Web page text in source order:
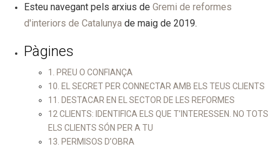
Esteu navegant pels arxius de Gremi de reformes
d'interiors de Catalunya de maig de 2019.
Pàgines
1. PREU O CONFIANÇA
10. EL SECRET PER CONNECTAR AMB ELS TEUS CLIENTS
11. DESTACAR EN EL SECTOR DE LES REFORMES
12 CLIENTS: IDENTIFICA ELS QUE T’INTERESSEN. NO TOTS
ELS CLIENTS SÓN PER A TU
13. PERMISOS D’OBRA